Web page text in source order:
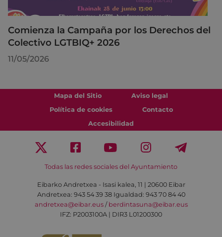
Comienza la Campaña por los Derechos del
Colectivo LGTBIQ+ 2026
11/05/2026
Mapa del Sitio
Aviso legal
Política de cookies
Contacto
Accesibilidad
Todas las redes sociales del Ayuntamiento
Eibarko Andretxea - Isasi kalea, 11 | 20600 Eibar
Andretxea: 943 54 39 38 Igualdad: 943 70 84 40
andretxea@eibar.eus/ berdintasuna@eibar.eus
IFZ: P2003100A | DIR3 L01200300